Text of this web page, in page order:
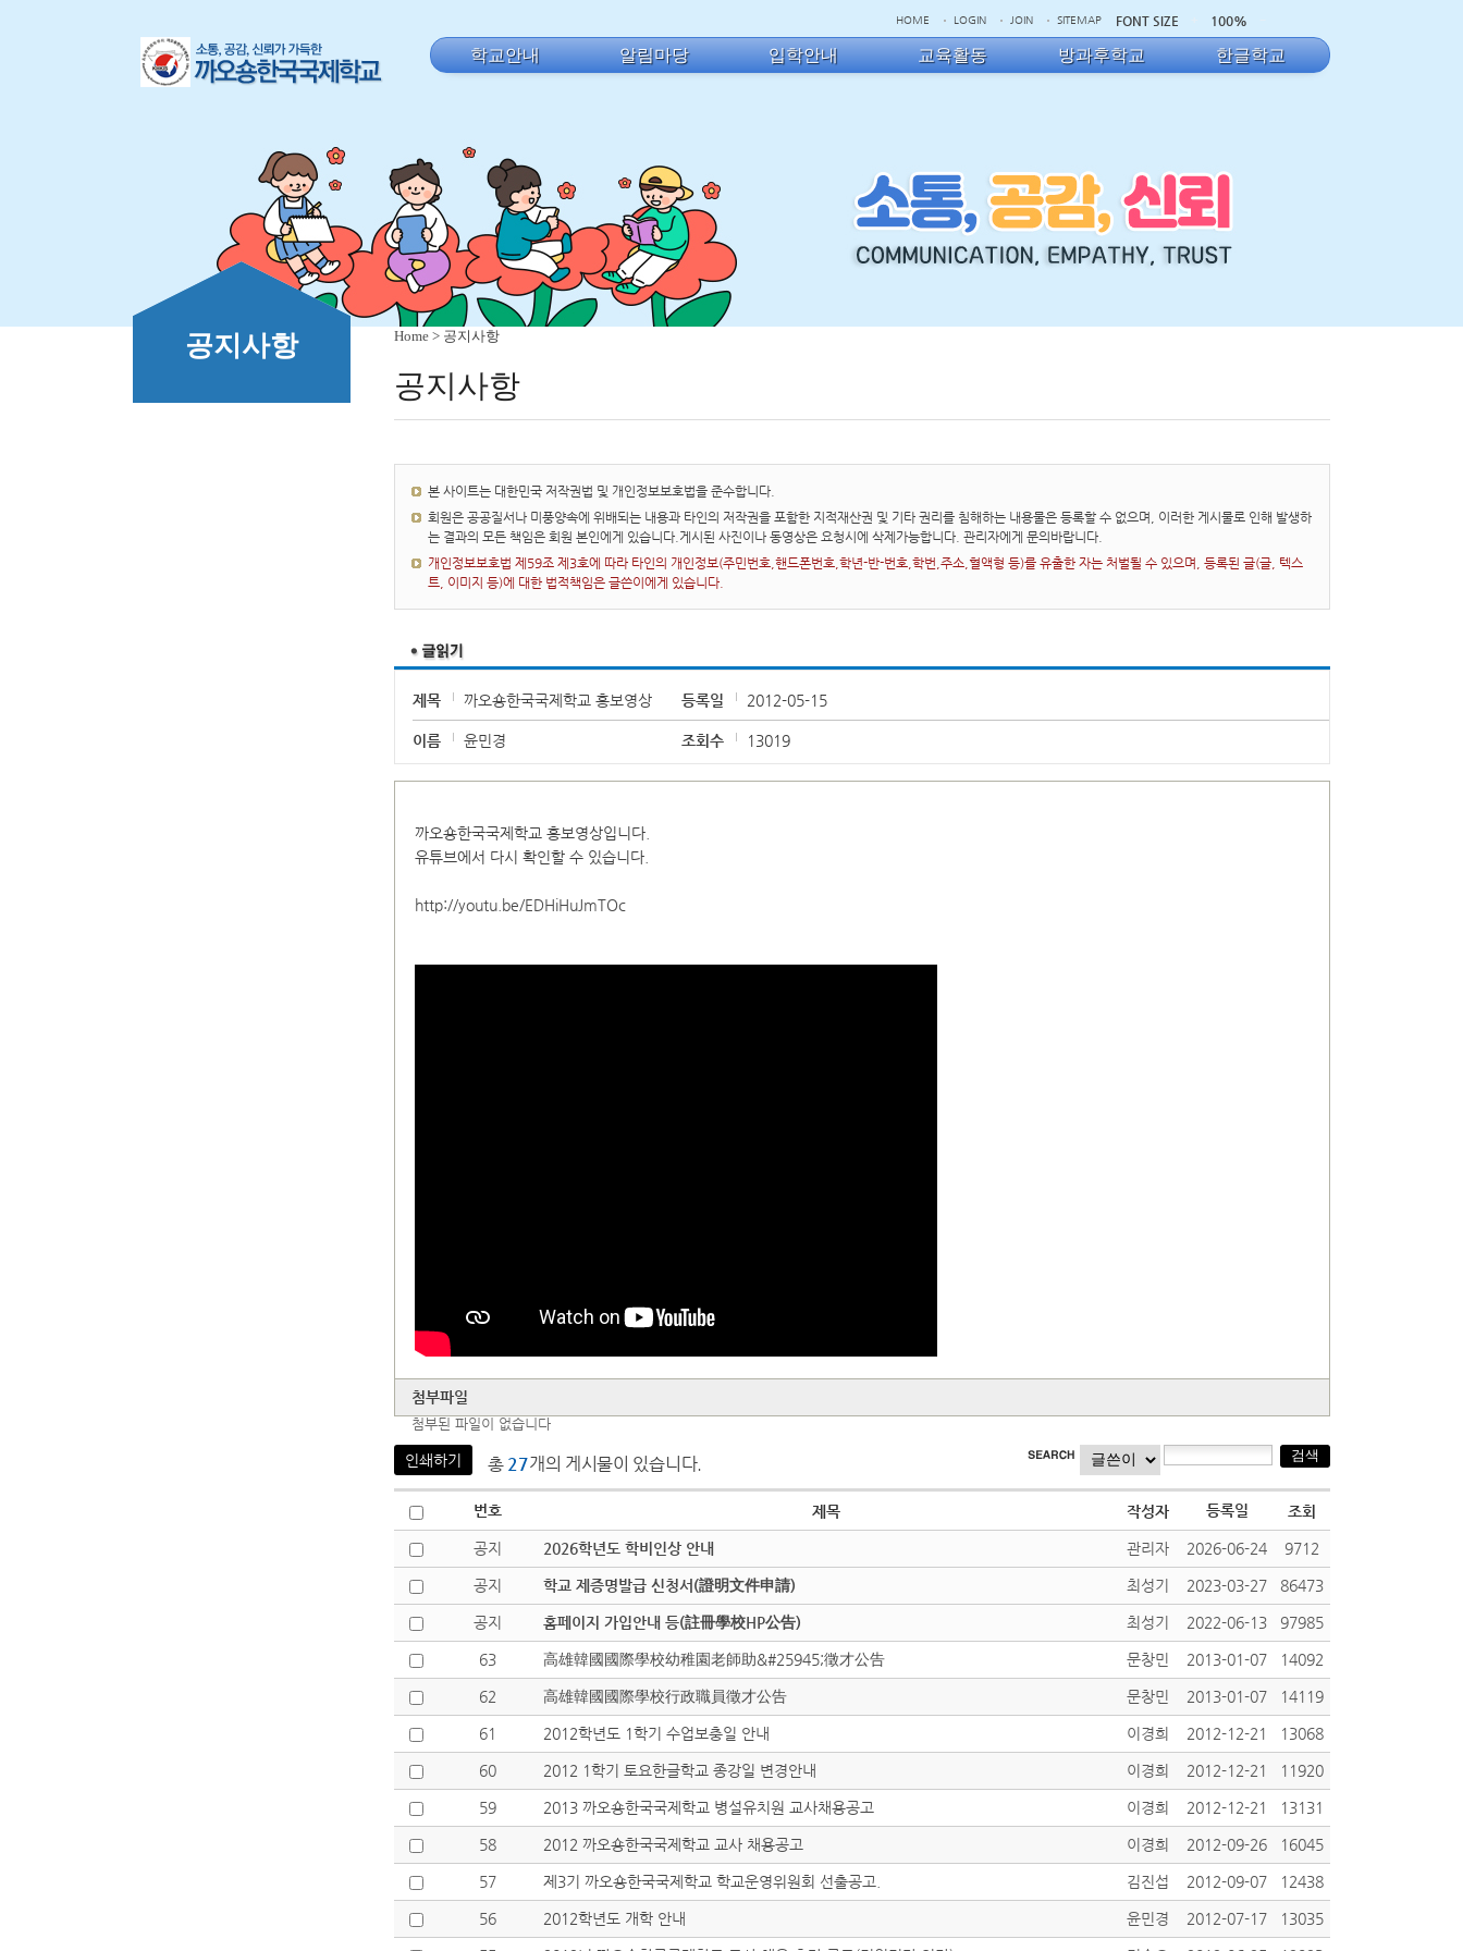
HOME LOGIN JOIN SITEMAP FONT SIZE 100%
학교안내 알림마당 입학안내 교육활동 방과후학교 한글학교
공지사항 Home > 공지사항
공지사항
본 사이트는 대한민국 저작권법 및 개인정보보호법을 준수합니다.
회원은 공공질서나 미풍양속에 위배되는 내용과 타인의 저작권을 포함한 지적재산권 및 기타 권리를 침해하는 내용물은 등록할 수 없으며, 이러한 게시물로 인해 발생하
는 결과의 모든 책임은 회원 본인에게 있습니다.게시된 사진이나 동영상은 요청시에 삭제가능합니다. 관리자에게 문의바랍니다.
개인정보보호법 제59조 제3호에 따라 타인의 개인정보(주민번호,핸드폰번호,학년-반-번호,학번,주소,혈액형 등)를 유출한 자는 처벌될 수 있으며, 등록된 글(글, 텍스
트, 이미지 등)에 대한 법적책임은 글쓴이에게 있습니다.
제목 까오숑한국국제학교 홍보영상 등록일 2012-05-15
이름 윤민경 조회수 13019
까오숑한국국제학교 홍보영상입니다.
유튜브에서 다시 확인할 수 있습니다.
http://youtu.be/EDHiHuJmTOc
첨부파일
첨부된 파일이 없습니다
인쇄하기 총 27개의 게시물이 있습니다.
번호 제목 작성자 등록일 조회
공지 2026학년도 학비인상 안내 관리자 2026-06-24 9712
공지 학교 제증명발급 신청서(證明文件申請) 최성기 2023-03-27 86473
공지 홈페이지 가입안내 등(註冊學校HP公告) 최성기 2022-06-13 97985
63 高雄韓國國際學校幼稚園老師助&#25945;徵才公告 문창민 2013-01-07 14092
62 高雄韓國國際學校行政職員徵才公告 문창민 2013-01-07 14119
61 2012학년도 1학기 수업보충일 안내 이경희 2012-12-21 13068
60 2012 1학기 토요한글학교 종강일 변경안내 이경희 2012-12-21 11920
59 2013 까오숑한국국제학교 병설유치원 교사채용공고 이경희 2012-12-21 13131
58 2012 까오숑한국국제학교 교사 채용공고 이경희 2012-09-26 16045
57 제3기 까오숑한국국제학교 학교운영위원회 선출공고. 김진섭 2012-09-07 12438
56 2012학년도 개학 안내 윤민경 2012-07-17 13035